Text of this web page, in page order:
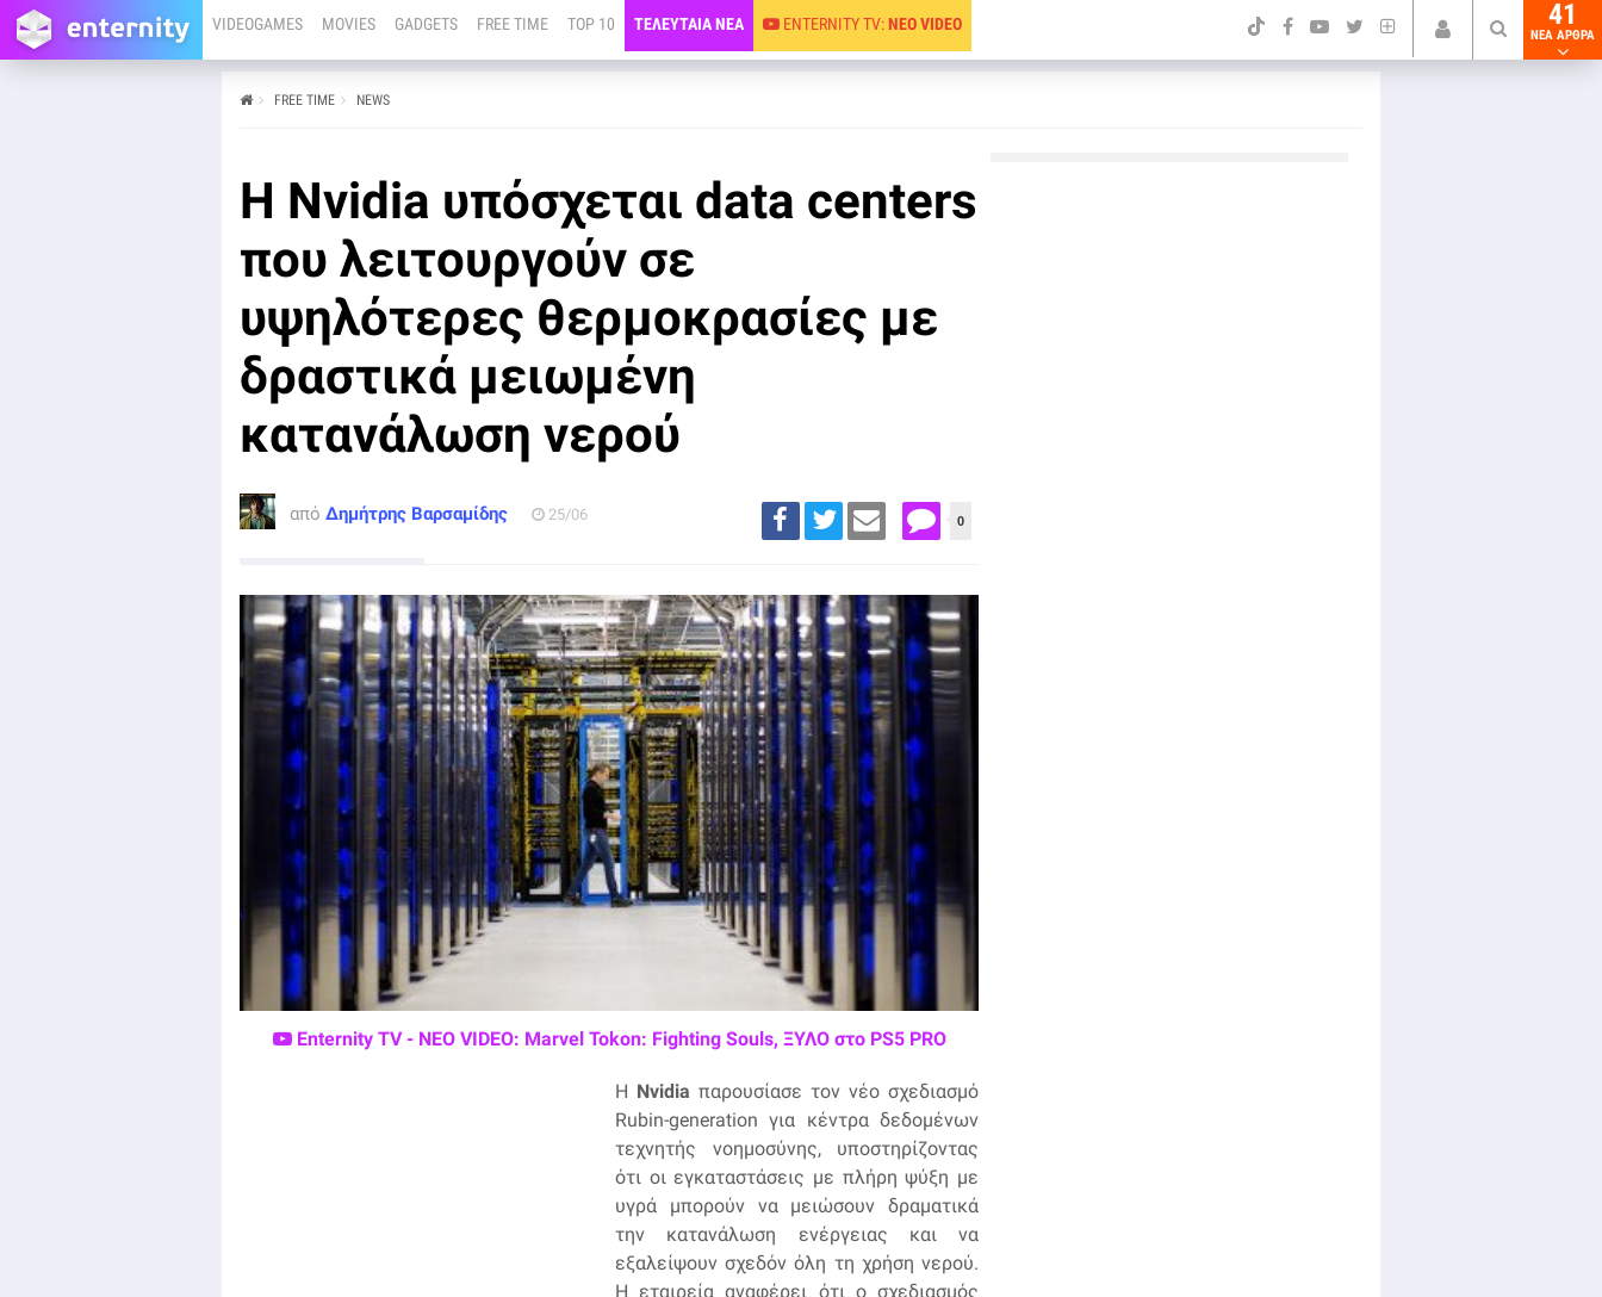
VIDEOGAMES MOVIES GADGETS FREE TIME TOP 10 ΤΕΛΕΥΤΑΙΑ ΝΕΑ ENTERNITY TV:ΝΕΟ VIDEO 41
NEA ΑΡΘΡΑ
FREE TIME NEWS
Η Nvidia υπόσχεται data centers
που λειτουργούν σε
υψηλότερες θερμοκρασίες με
δραστικά μειωμένη
κατανάλωση νερού
από Δημήτρης Βαρσαμίδης 25/06 0
Enternity TV - ΝΕΟ VIDEO: Marvel Tokon: Fighting Souls, ΞΥΛΟ στο PS5 PRO
Η Nvidia παρουσίασε τον νέο σχεδιασμό
Rubin-generation για κέντρα δεδομένων
τεχνητής νοημοσύνης, υποστηρίζοντας
ότι οι εγκαταστάσεις με πλήρη ψύξη με
υγρά μπορούν να μειώσουν δραματικά
την κατανάλωση ενέργειας και να
εξαλείψουν σχεδόν όλη τη χρήση νερού.
Η εταιρεία αναφέρει ότι ο σχεδιασμός
Δημήτρης Βαρσαμίδης
generation για κέντρα δεδομένων τεχνητής